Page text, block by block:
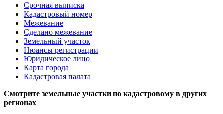
Срочная выписка
Кадастровый номер
Межевание
Сделано межевание
Земельный участок
Нюансы регистрации
Юридическое лицо
Карта города
Кадастровая палата
Смотрите земельные участки по кадастровому в других
регионах